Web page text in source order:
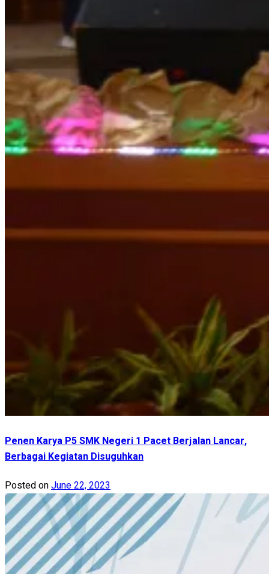
Penen Karya P5 SMK Negeri 1 Pacet Berjalan Lancar,
Berbagai Kegiatan Disuguhkan
Posted onJune 22, 2023